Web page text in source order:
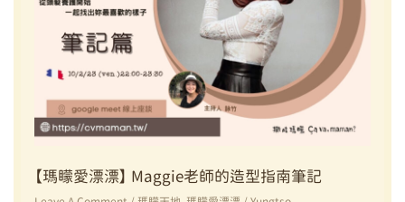
【瑪矇愛漂漂】 Maggie老師的造型指南筆記